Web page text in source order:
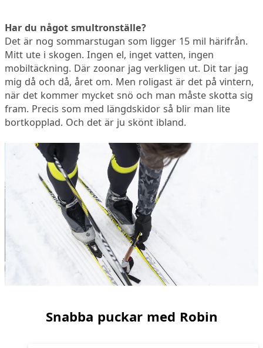
Har du något smultronställe?
Det är nog sommarstugan som ligger 15 mil härifrån.
Mitt ute i skogen. Ingen el, inget vatten, ingen
mobiltäckning. Där zoonar jag verkligen ut. Dit tar jag
mig då och då, året om. Men roligast är det på vintern,
när det kommer mycket snö och man måste skotta sig
fram. Precis som med längdskidor så blir man lite
bortkopplad. Och det är ju skönt ibland.
Snabba puckar med Robin